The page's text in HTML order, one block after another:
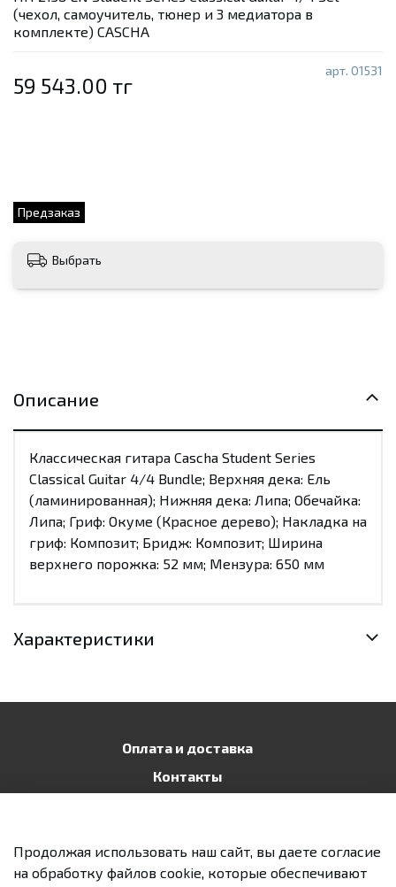
арт. 01531
Предзаказ
59 543.00 тг
(чехол, самоучитель, тюнер и 3 медиатора в
комплекте) CASCHA
Выбрать
Описание
Классическая гитара Cascha Student Series
Classical Guitar 4/4 Bundle; Верхняя дека: Ель
(ламинированная); Нижняя дека: Липа; Обечайка:
Липа; Гриф: Окуме (Красное дерево); Накладка на
гриф: Композит; Бридж: Композит; Ширина
верхнего порожка: 52 мм; Мензура: 650 мм
Характеристики
Оплата и доставка
Контакты
Возврат и обмен
Продолжая использовать наш сайт, вы даете согласие
на обработку файлов cookie, которые обеспечивают